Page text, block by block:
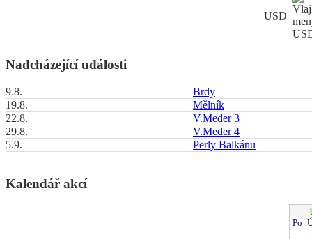
USD
Nadcházející události
9.8.
Brdy
19.8.
Mělník
22.8.
V.Meder 3
29.8.
V.Meder 4
5.9.
Perly Balkánu
Kalendář akcí
Po